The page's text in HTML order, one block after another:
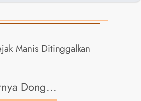
Manis Ditinggalkan
Dong...